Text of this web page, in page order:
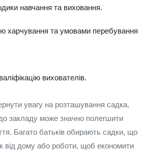
навчання та виховання.
харчування та умовами перебування
вихователів.
увагу на розташування садка,
закладу може значно полегшити
Багато батьків обирають садки, що
від дому або роботи, щоб економити